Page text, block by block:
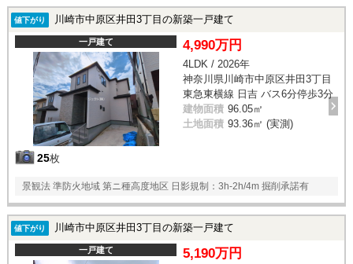
値下がり 川崎市中原区井田3丁目の新築一戸建て
一戸建て
25枚
4,990万円
4LDK / 2026年
神奈川県川崎市中原区井田3丁目
東急東横線 日吉 バス6分停歩3分
建物面積 96.05㎡
土地面積 93.36㎡ (実測)
景観法 準防火地域 第ニ種高度地区 日影規制：3h-2h/4m 掘削承諾有
値下がり 川崎市中原区井田3丁目の新築一戸建て
一戸建て 5,190万円